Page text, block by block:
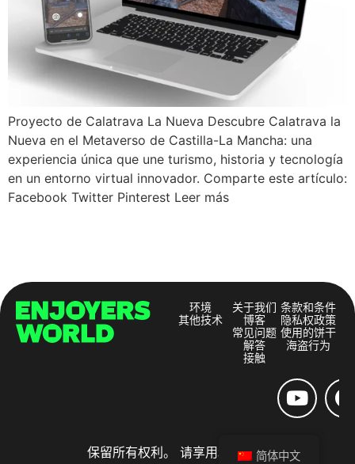
Proyecto de Calatrava La Nueva Descubre Calatrava la
Nueva en el Metaverso de Castilla-La Mancha: una
experiencia única que une turismo, historia y tecnología
en un entorno virtual innovador. Comparte este artículo:
Facebook Twitter Pinterest Leer más
环境
其他技术
关于我们
博客
常见问题
解答
接触
条款和条件
隐私权政策
使用的饼干
海盗行为
保留所有权利。 请享用和分享。简体中文